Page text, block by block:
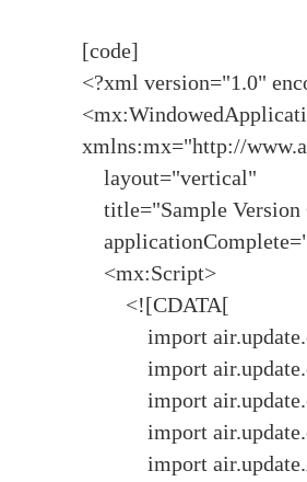
[code]
<?xml version="1.0"
xmlns:mx="http://
layout="vertical"
title="Sample Version
<mx:Script>
<![CDATA[
import
import
import
import
import